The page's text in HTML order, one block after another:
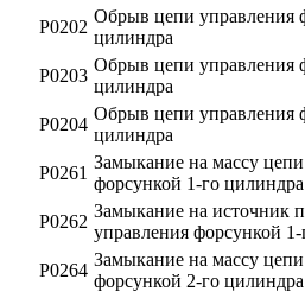
Р0202
Обрыв цепи управления
цилиндра
Р0203
Обрыв цепи управления
цилиндра
Р0204
Обрыв цепи управления
цилиндра
Р0261
Замыкание на массу
форсункой 1-го цилиндра
Р0262
Замыкание на источник
управления форсункой
Р0264
Замыкание на массу
форсункой 2-го цилиндра